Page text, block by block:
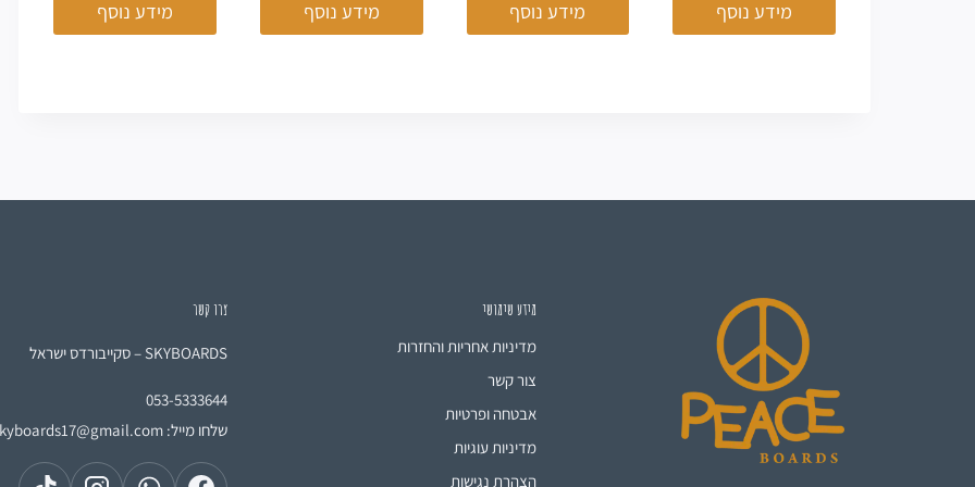
מידע נוסף מידע נוסף מידע נוסף מידע נוסף
מידע שימושי
מדיניות אחריות והחזרות
צור קשר
אבטחה ופרטיות
מדיניות עוגיות
הצהרת נגישות
צרו קשר
SKYBOARDS – סקייבורדס ישראל
053-5333644
שלחו מייל: